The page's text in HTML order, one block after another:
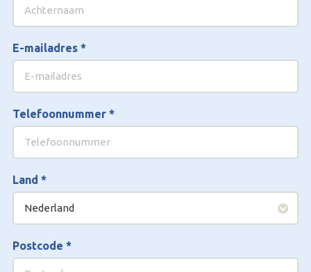
E-mailadres *
Telefoonnummer *
Land *
Postcode *